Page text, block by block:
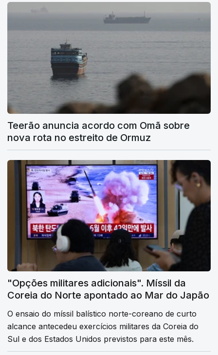
Teerão anuncia acordo com Omã sobre
nova rota no estreito de Ormuz
"Opções militares adicionais". Míssil da
Coreia do Norte apontado ao Mar do Japão
O ensaio do míssil balístico norte-coreano de curto
alcance antecedeu exercícios militares da Coreia do
Sul e dos Estados Unidos previstos para este mês.